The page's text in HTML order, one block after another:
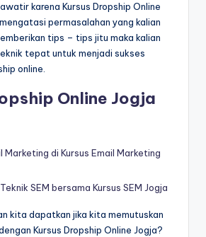
karena Kursus Dropship Online
permasalahan yang kalian
tips – tips jitu maka kalian
tepat untuk menjadi sukses
online.
Online Jogja
Marketing di Kursus Email Marketing
SEM bersama Kursus SEM Jogja
kita dapatkan jika kita memutuskan
Kursus Dropship Online Jogja?